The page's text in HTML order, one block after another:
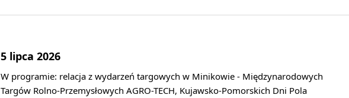
5 lipca 2026
W programie: relacja z wydarzeń targowych w Minikowie - Międzynarodowych
Targów Rolno-Przemysłowych AGRO-TECH, Kujawsko-Pomorskich Dni Pola